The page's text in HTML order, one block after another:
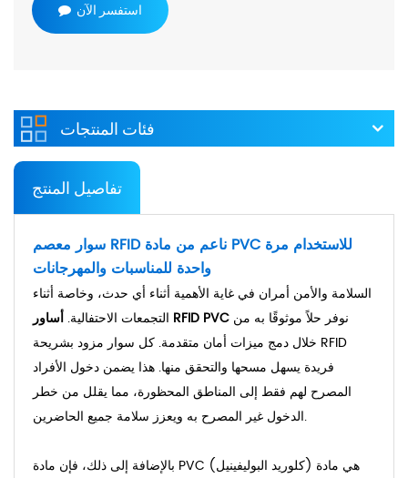
استفسر الآن
فئات المنتجات
تفاصيل المنتج
سوار معصم RFID ناعم من مادة PVC للاستخدام مرة
واحدة للمناسبات والمهرجانات
السلامة والأمن أمران في غاية الأهمية أثناء أي حدث، وخاصة أثناء
التجمعات الاحتفالية. أساور RFID PVC
خلال دمج ميزات أمان متقدمة. كل سوار مزود بشريحة RFID
فريدة يسهل مسحها والتحقق منها. هذا يضمن دخول الأفراد
المصرح لهم فقط إلى المناطق المحظورة، مما يقلل من خطر
الدخول غير المصرح به ويعزز سلامة جميع الحاضرين.
بالإضافة إلى ذلك، فإن مادة PVC (كلوريد البوليفينيل) هي مادة